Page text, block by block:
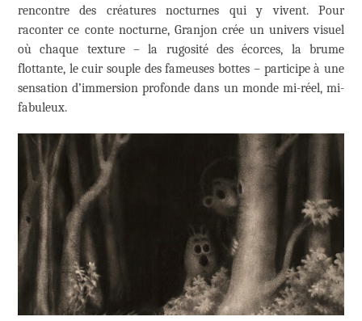
rencontre des créatures nocturnes qui y vivent. Pour
raconter ce conte nocturne, Granjon crée un univers visuel
où chaque texture – la rugosité des écorces, la brume
flottante, le cuir souple des fameuses bottes – participe à une
sensation d’immersion profonde dans un monde mi-réel, mi-
fabuleux.